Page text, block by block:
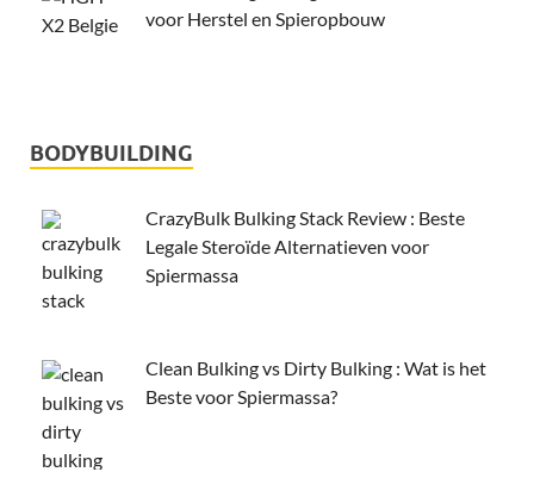
voor Herstel en Spieropbouw
BODYBUILDING
CrazyBulk Bulking Stack Review : Beste
Legale Steroïde Alternatieven voor
Spiermassa
Clean Bulking vs Dirty Bulking : Wat is het
Beste voor Spiermassa?